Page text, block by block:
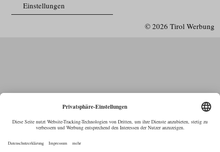
Einstellungen
© 2026 Tirol Werbung